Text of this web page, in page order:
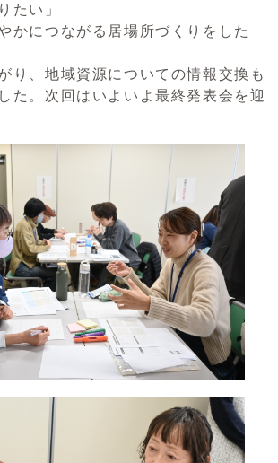
たい」
かにつながる居場所づくりをした
り、地域資源についての情報交換も
た。次回はいよいよ最終発表会を迎